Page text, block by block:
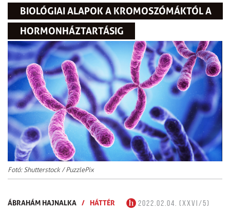
BIOLÓGIAI ALAPOK A KROMOSZÓMÁKTÓL A
HORMONHÁZTARTÁSIG
Fotó: Shutterstock / PuzzlePix
ÁBRAHÁM HAJNALKA / HÁTTÉR
2022.02.04. (XXVI/5)